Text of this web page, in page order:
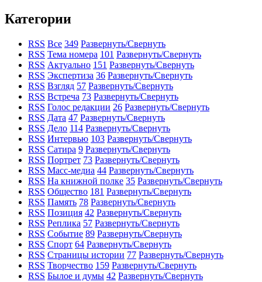
Категории
RSS Все 349 Развернуть/Свернуть
RSS Тема номера 101 Развернуть/Свернуть
RSS Актуально 151 Развернуть/Свернуть
RSS Экспертиза 36 Развернуть/Свернуть
RSS Взгляд 57 Развернуть/Свернуть
RSS Встреча 73 Развернуть/Свернуть
RSS Голос редакции 26 Развернуть/Свернуть
RSS Дата 47 Развернуть/Свернуть
RSS Дело 114 Развернуть/Свернуть
RSS Интервью 103 Развернуть/Свернуть
RSS Сатира 9 Развернуть/Свернуть
RSS Портрет 73 Развернуть/Свернуть
RSS Масс-медиа 44 Развернуть/Свернуть
RSS На книжной полке 35 Развернуть/Свернуть
RSS Общество 181 Развернуть/Свернуть
RSS Память 78 Развернуть/Свернуть
RSS Позиция 42 Развернуть/Свернуть
RSS Реплика 57 Развернуть/Свернуть
RSS Событие 89 Развернуть/Свернуть
RSS Спорт 64 Развернуть/Свернуть
RSS Страницы истории 77 Развернуть/Свернуть
RSS Творчество 159 Развернуть/Свернуть
RSS Былое и думы 42 Развернуть/Свернуть